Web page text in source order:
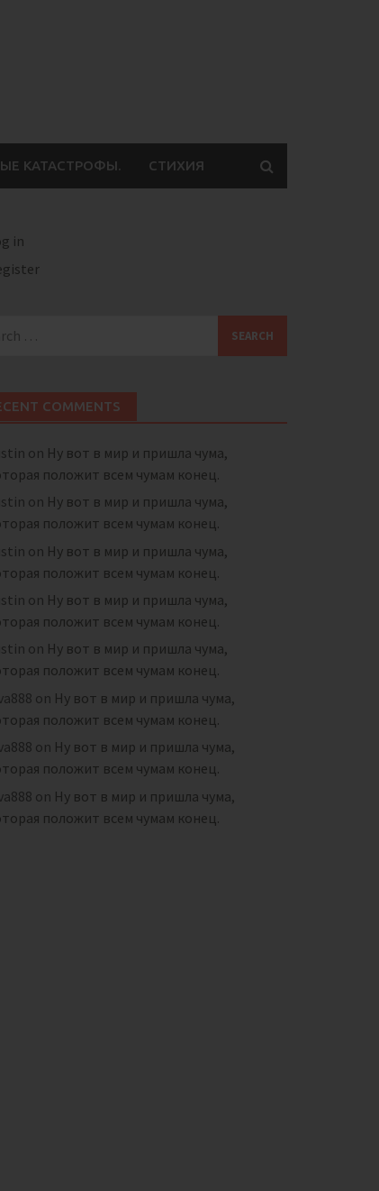
КАТАСТРОФЫ. СТИХИЯ
in
COMMENTS
on Ну вот в мир и пришла чума,
положит всем чумам конец.
on Ну вот в мир и пришла чума,
положит всем чумам конец.
on Ну вот в мир и пришла чума,
положит всем чумам конец.
on Ну вот в мир и пришла чума,
положит всем чумам конец.
on Ну вот в мир и пришла чума,
положит всем чумам конец.
on Ну вот в мир и пришла чума,
положит всем чумам конец.
on Ну вот в мир и пришла чума,
положит всем чумам конец.
on Ну вот в мир и пришла чума,
положит всем чумам конец.